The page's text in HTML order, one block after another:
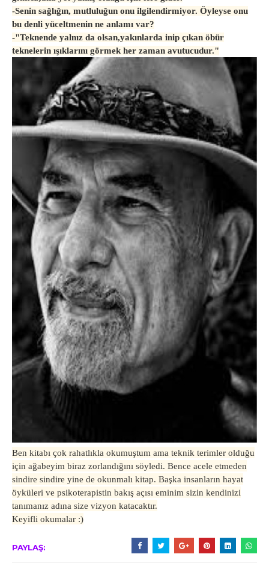
-Senin sağlığın, mutluluğun onu ilgilendirmiyor. Öyleyse onu
bu denli yüceltmenin ne anlamı var?
-"Teknende yalnız da olsan,yakınlarda inip çıkan öbür
teknelerin ışıklarını görmek her zaman avutucudur."
Ben kitabı çok rahatlıkla okumuştum ama teknik terimler olduğu
için ağabeyim biraz zorlandığını söyledi. Bence acele etmeden
sindire sindire yine de okunmalı kitap. Başka insanların hayat
öyküleri ve psikoterapistin bakış açısı eminim sizin kendinizi
tanımanız adına size vizyon katacaktır.
Keyifli okumalar :)
PAYLAŞ: